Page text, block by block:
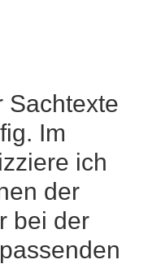
Sachtexte
Im
ich
der
bei der